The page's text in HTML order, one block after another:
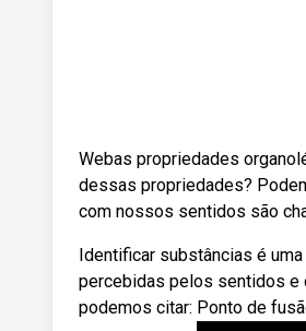
Webas propriedades
dessas propriedades?
com nossos sentidos são
Identificar substâncias é
percebidas pelos sentidos e
podemos citar: Ponto de